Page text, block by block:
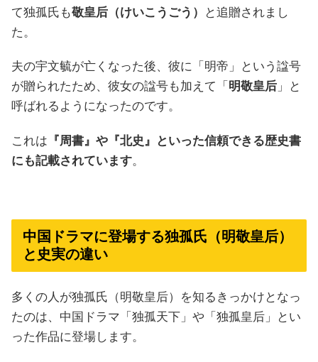
て独孤氏も敬皇后（けいこうごう）
と追贈されまし
た。
夫の宇文毓が亡くなった後、彼に「明帝」という諡号
が贈られたため、彼女の諡号も加えて「 明敬皇后 」と
呼ばれるようになったのです。
これは 『周書』や『北史』といった信頼できる歴史書
にも記載されています。
中国ドラマに登場する独孤氏（明敬皇后）
と史実の違い
多くの人が独孤氏（明敬皇后）を知るきっかけとなっ
たのは、中国ドラマ「独孤天下」や「独孤皇后」とい
った作品に登場します。